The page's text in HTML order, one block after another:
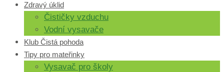
Zdravý úklid
Čističky vzduchu
Vodní vysavače
Klub Čistá pohoda
Tipy pro mateřinky
Vysavač pro školy